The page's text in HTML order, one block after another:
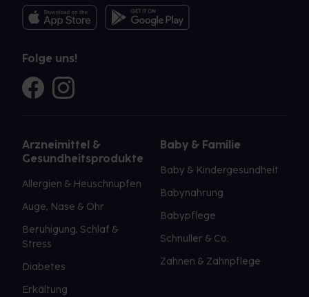
Folge uns!
Arzneimittel &
Gesundheitsprodukte
Allergien & Heuschnupfen
Auge, Nase & Ohr
Beruhigung, Schlaf &
Stress
Diabetes
Erkältung
Baby & Familie
Baby & Kindergesundheit
Babynahrung
Babypflege
Schnuller & Co.
Zahnen & Zahnpflege